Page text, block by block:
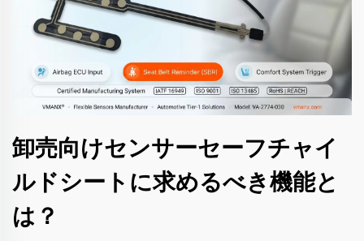
卸売向けセンサーセーフチャイ
ルドシートに求めるべき機能と
は？